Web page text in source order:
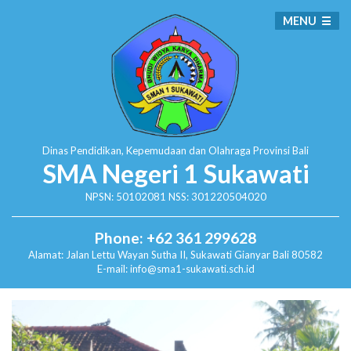
Dinas Pendidikan, Kepemudaan dan Olahraga Provinsi Bali
SMA Negeri 1 Sukawati
NPSN: 50102081 NSS: 301220504020
Phone: +62 361 299628
Alamat: Jalan Lettu Wayan Sutha II, SukawatiGianyar Bali 80582
E-mail: info@sma1-sukawati.sch.id
MENU